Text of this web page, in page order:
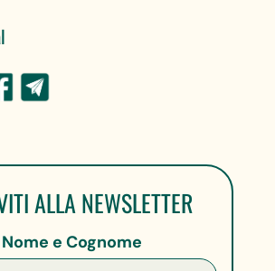
ALLA NEWSLETTER
Nome e Cognome